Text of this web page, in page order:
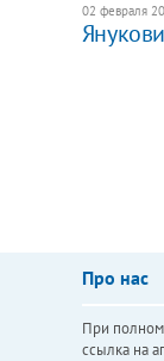
02 февраля
Про нас
При полном
ссылка на